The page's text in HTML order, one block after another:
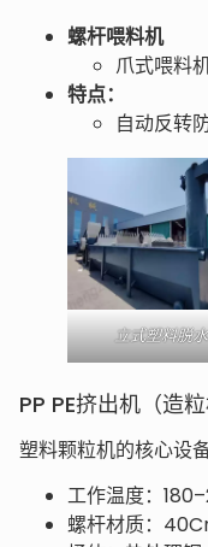
螺杆喂料机
爪式喂料
特点：
自动反转
立式塑料脱
PP PE挤出机（造粒
塑料颗粒机的核心设备
工作温度：
螺杆材质：